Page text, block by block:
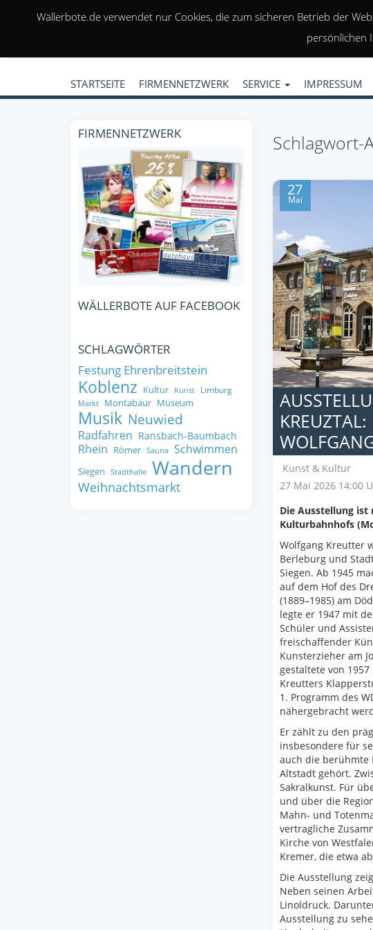
STARTSEITE FIRMENNETZWERK SERVICE IMPRESSUM
Schlagwort-
27
Mai
Kunst & Kultur
27 Mai 2026 14:00
Die Ausstellung ist
Kulturbahnhofs
Wolfgang Kreutter
Berleburg und
Siegen. Ab 1945
auf dem Hof des
(1889–1985) am
legte er 1947 mit
Schüler und
freischaffender
Kunsterzieher am
gestaltete von 1957
Kreutters
1. Programm des
nähergebracht
Er zählt zu den
insbesondere für
auch die berühmte
Altstadt gehört.
Sakralkunst. Für
und über die
Mahn- und
vertragliche
Kirche von
Kremer, die etwa
Die Ausstellung
Neben seinen
Linoldruck.
Ausstellung zu
FIRMENNETZWERK
WÄLLERBOTE AUF FACEBOOK
SCHLAGWÖRTER
Festung Ehrenbreitstein
Koblenz Kultur Kunst Limburg
Markt Montabaur Museum
Musik Neuwied
Radfahren Ransbach-Baumbach
Rhein Römer Sauna Schwimmen
Siegen Stadthalle Wandern
Weihnachtsmarkt
Wällerbote.de verwendet nur Cookies, die zum sicheren Betrieb der
persönlichen